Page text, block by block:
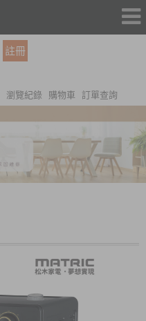
註冊
瀏覽紀錄 購物車 訂單查詢